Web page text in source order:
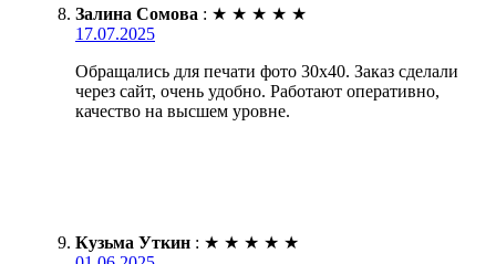
Залина Сомова : ★ ★ ★ ★ ★
17.07.2025
Обращались для печати фото 30х40. Заказ сделали
через сайт, очень удобно. Работают оперативно,
качество на высшем уровне.
Кузьма Уткин : ★ ★ ★ ★ ★